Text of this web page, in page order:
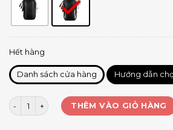
Hết hàng
Danh sách cửa hàng Hướng dẫn
Túi bắp tay chạy bộ đen viền màu số lượng
THÊM VÀO GIỎ HÀNG